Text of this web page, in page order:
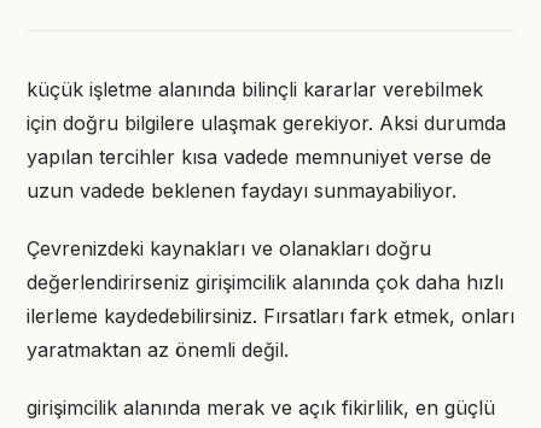
küçük işletme alanında bilinçli kararlar verebilmek
için doğru bilgilere ulaşmak gerekiyor. Aksi durumda
yapılan tercihler kısa vadede memnuniyet verse de
uzun vadede beklenen faydayı sunmayabiliyor.
Çevrenizdeki kaynakları ve olanakları doğru
değerlendirirseniz girişimcilik alanında çok daha hızlı
ilerleme kaydedebilirsiniz. Fırsatları fark etmek, onları
yaratmaktan az önemli değil.
girişimcilik alanında merak ve açık fikirlilik, en güçlü